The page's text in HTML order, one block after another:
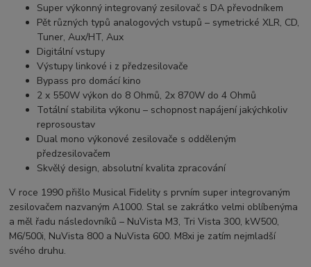
Super výkonný integrovaný zesilovač s DA převodníkem
Pět různých typů analogových vstupů – symetrické XLR, CD,
Tuner, Aux/HT, Aux
Digitální vstupy
Výstupy linkové i z předzesilovače
Bypass pro domácí kino
2 x 550W výkon do 8 Ohmů, 2x 870W do 4 Ohmů
Totální stabilita výkonu – schopnost napájení jakýchkoliv
reprosoustav
Dual mono výkonové zesilovače s odděleným
předzesilovačem
Skvělý design, absolutní kvalita zpracování
V roce 1990 přišlo Musical Fidelity s prvním super integrovaným
zesilovačem nazvaným A1000. Stal se zakrátko velmi oblíbenýma
a měl řadu následovníků – NuVista M3, Tri Vista 300, kW500,
M6/500i, NuVista 800 a NuVista 600. M8xi je zatím nejmladší
svého druhu.